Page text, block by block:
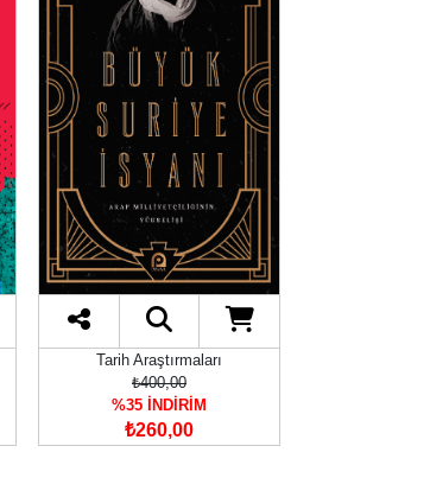
Tarih Araştırmaları
₺400,00
%35 İNDİRİM
₺260,00